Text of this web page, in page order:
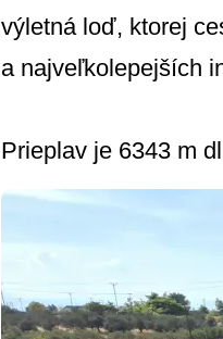
výletná loď, ktorej
a najveľkolepejších
Prieplav je 6343 m